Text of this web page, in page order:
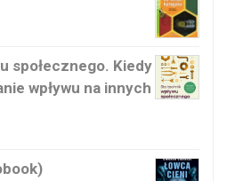
społecznego. Kiedy
wpływu na innych